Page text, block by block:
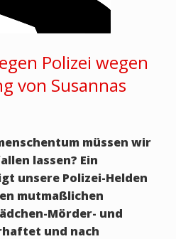
Polizei wegen
von Susannas
müssen wir
lassen? Ein
unsere Polizei-Helden
mutmaßlichen
Mörder- und
und nach